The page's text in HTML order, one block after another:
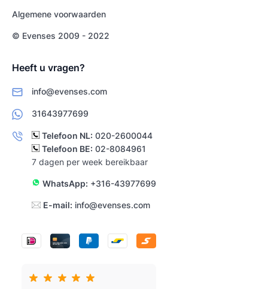
Algemene voorwaarden
© Evenses 2009 - 2022
Heeft u vragen?
info@evenses.com
31643977699
Telefoon NL: 020-2600044
Telefoon BE: 02-8084961
7 dagen per week bereikbaar
WhatsApp: +316-43977699
E-mail: info@evenses.com